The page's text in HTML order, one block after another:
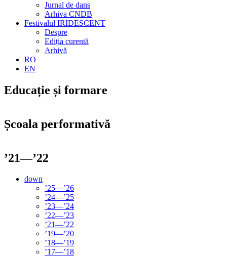
Jurnal de dans
Arhiva CNDB
Festivalul IRIDESCENT
Despre
Ediția curentă
Arhivă
RO
EN
Educație și formare
Școala performativă
’21—’22
down
’25—’26
’24—’25
’23—’24
’22—’23
’21—’22
’19—’20
’18—’19
’17—’18